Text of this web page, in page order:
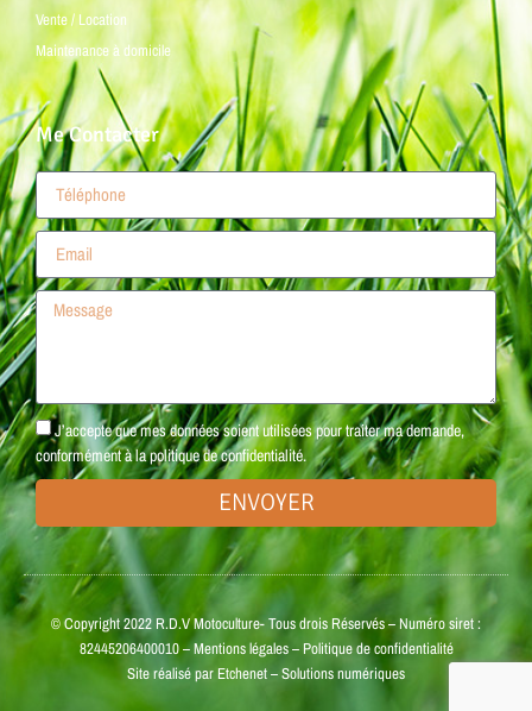
Vente / Location
Maintenance à domicile
Me Contacter
J’accepte que mes données soient utilisées pour traiter ma demande,
conformément à la politique de confidentialité.
ENVOYER
© Copyright 2022 R.D.V Motoculture- Tous drois Réservés – Numéro siret :
82445206400010 –Mentions légales– Politique de confidentialité
Site réalisé parEtchenet– Solutions numériques